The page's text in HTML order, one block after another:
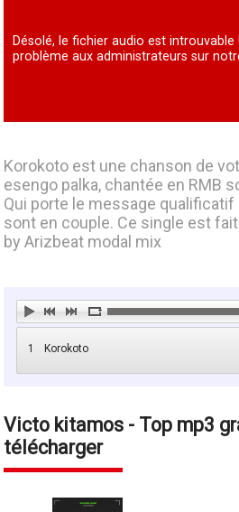
Désolé, le fichier audio est introuvable
problème aux administrateurs sur
Korokoto est une chanson de
esengo palka, chantée en RMB
Qui porte le message
sont en couple. Ce single est
by Arizbeat modal mix
1 Korokoto
Victo kitamos - Top mp3
télécharger